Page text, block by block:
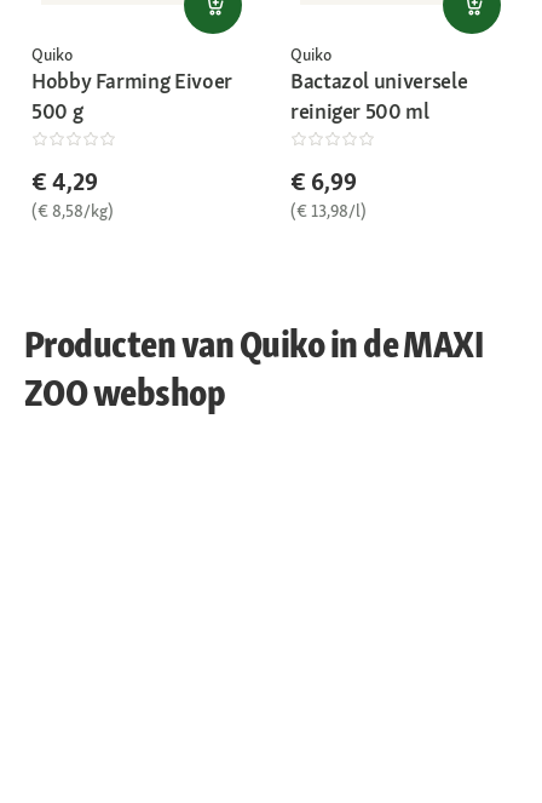
Quiko
Hobby Farming Eivoer
500 g
€ 4,29
(€ 8,58/kg)
Quiko
Bactazol universele
reiniger 500 ml
€ 6,99
(€ 13,98/l)
Producten van Quiko in de MAXI
ZOO webshop